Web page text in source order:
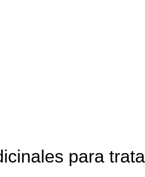
para